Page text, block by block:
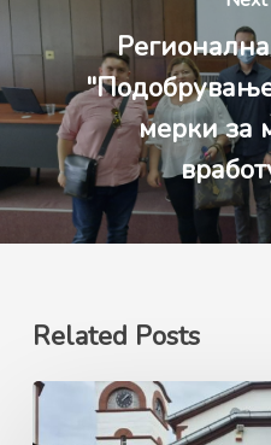
мерки за
Related Posts
Ерасмус+